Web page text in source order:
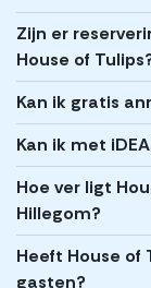
Zijn er
House of
Kan ik gratis
Kan ik met
Hoe ver ligt
Hillegom?
Heeft House of
gasten?